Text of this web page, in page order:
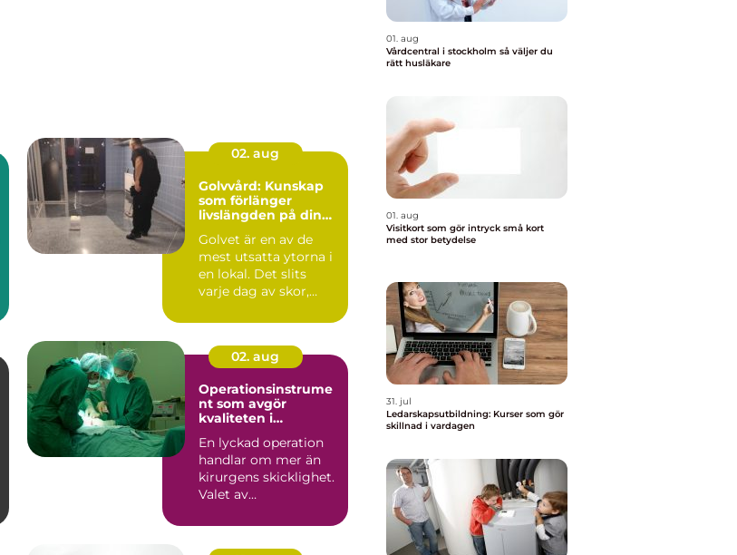
02. aug
Golvvård: Kunskap
som förlänger
livslängden på dina
Golvet är en av de
mest utsatta ytorna i
en lokal. Det slits
varje dag av skor,
02. aug
Operationsinstrume
nt som avgör
kvaliteten i
En lyckad operation
handlar om mer än
kirurgens skicklighet.
Valet av
påverkar ...
01. aug
Vårdcentral i stockholm så väljer du
rätt husläkare
01. aug
Visitkort som gör intryck små kort
med stor betydelse
31. jul
Ledarskapsutbildning: Kurser som gör
skillnad i vardagen